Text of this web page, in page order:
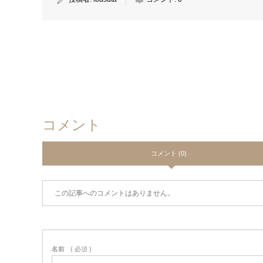
コメント
コメント (0)
この記事へのコメントはありません。
名前 ( 必須 )